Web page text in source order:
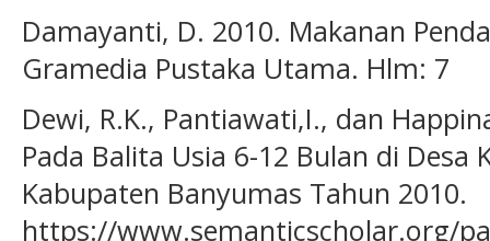
Damayanti, D. 2010. Makanan
Gramedia Pustaka Utama. Hlm: 7
Dewi, R.K., Pantiawati,I., dan
Pada Balita Usia 6-12 Bulan di
Kabupaten Banyumas Tahun 2010.
https://www.semanticscholar.org/